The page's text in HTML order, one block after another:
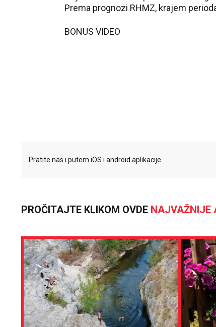
Prema prognozi RHMZ, krajem
BONUS VIDEO
Pratite nas i putem iOS i android aplikacije
PROČITAJTE KLIKOM OVDE NAJVAŽNIJE